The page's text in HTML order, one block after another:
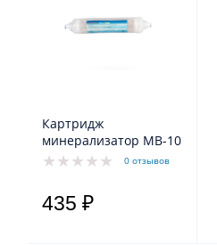
Картридж
минерализатор МВ-10
0 отзывов
435 ₽